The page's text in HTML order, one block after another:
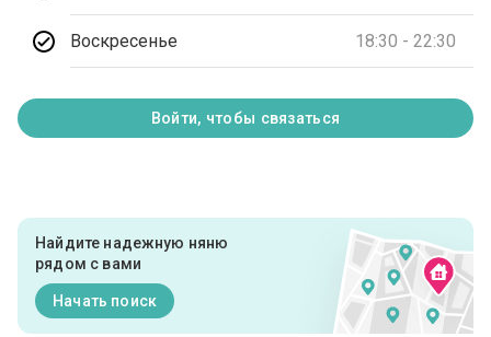
Воскресенье 18:30 - 22:30
Войти, чтобы связаться
Найдите надежную няню
рядом с вами
Начать поиск